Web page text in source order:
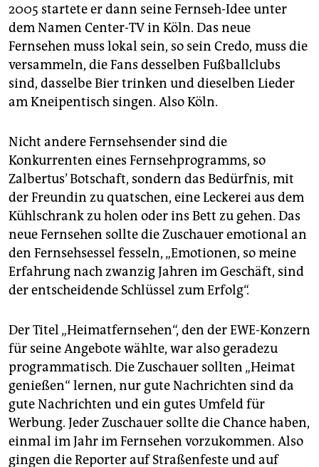
2005 startete er dann seine Fernseh-Idee unter
dem Namen Center-TV in Köln. Das neue
Fernsehen muss lokal sein, so sein Credo, muss die
versammeln, die Fans desselben Fußballclubs
sind, dasselbe Bier trinken und dieselben Lieder
am Kneipentisch singen. Also Köln.
Nicht andere Fernsehsender sind die
Konkurrenten eines Fernsehprogramms, so
Zalbertus’ Botschaft, sondern das Bedürfnis, mit
der Freundin zu quatschen, eine Leckerei aus dem
Kühlschrank zu holen oder ins Bett zu gehen. Das
neue Fernsehen sollte die Zuschauer emotional an
den Fernsehsessel fesseln, „Emotionen, so meine
Erfahrung nach zwanzig Jahren im Geschäft, sind
der entscheidende Schlüssel zum Erfolg“.
Der Titel „Heimatfernsehen“, den der EWE-Konzern
für seine Angebote wählte, war also geradezu
programmatisch. Die Zuschauer sollten „Heimat
genießen“ lernen, nur gute Nachrichten sind da
gute Nachrichten und ein gutes Umfeld für
Werbung. Jeder Zuschauer sollte die Chance haben,
einmal im Jahr im Fernsehen vorzukommen. Also
gingen die Reporter auf Straßenfeste und auf